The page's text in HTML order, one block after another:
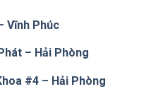
Vĩnh Phúc
– Hải Phòng
#4 – Hải Phòng